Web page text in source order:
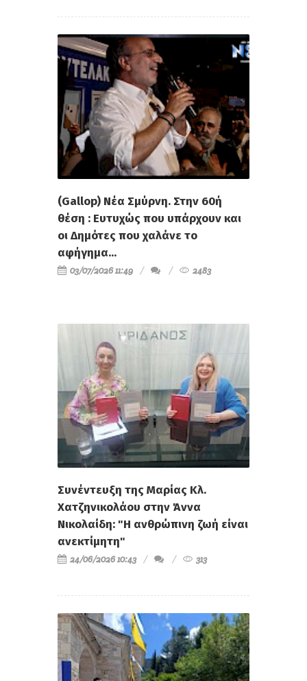
(Gallop) Νέα Σμύρνη. Στην 60ή
θέση : Ευτυχώς που υπάρχουν και
οι Δημότες που χαλάνε το
αφήγημα...
03/07/2026 11:49 2483
Συνέντευξη της Μαρίας Κλ.
Χατζηνικολάου στην Άννα
Νικολαίδη: "Η ανθρώπινη ζωή είναι
ανεκτίμητη"
24/06/2026 10:43 313